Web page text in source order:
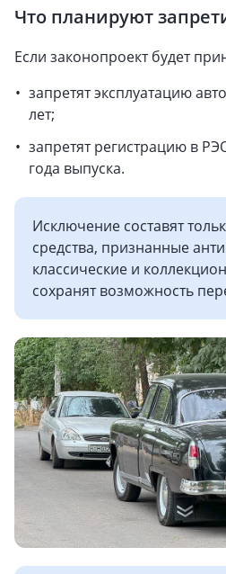
Что планируют
Если законопроект будет
запретят эксплуатацию
лет;
запретят регистрацию в
года выпуска.
Исключение составят
средства, признанные
классические и
сохранят возможность